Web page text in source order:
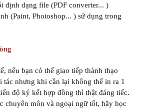
định dạng file (PDF converter... )
(Paint, Photoshop... ) sử dụng trong
nếu bạn có thể giao tiếp thành thạo
nhưng khi cần lại không thể in ra 1
độ ký kết hợp đồng thì thật đáng tiếc.
chuyên môn và ngoại ngữ tốt, hãy học